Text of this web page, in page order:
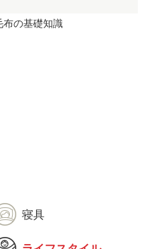
布の基礎知識
寝具